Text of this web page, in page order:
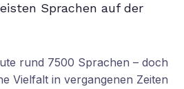
Sprachen auf der
rund 7500 Sprachen – doch
Vielfalt in vergangenen Zeiten